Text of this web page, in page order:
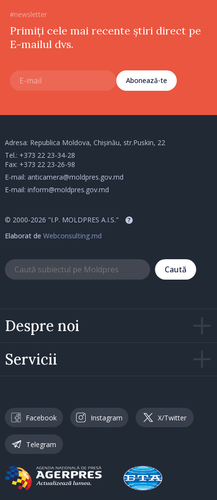
#newsletter
Primiți cele mai recente știri direct pe
E-mailul dvs.
Abonează-te
Despre noi
Servicii
Adresa: Republica Moldova, Chișinău, str.Puskin, 22
Tel.: +373 22 23-34-28
Fax: +373 22 23-26-98
E-mail: anticamera@moldpres.gov.md
E-mail: inform@moldpres.gov.md
© 2000-2026 "I.P. MOLDPRES A.I.S." ?
Elaborat de Webconsulting.md
Caută
Facebook Instagram X/Twitter
Telegram